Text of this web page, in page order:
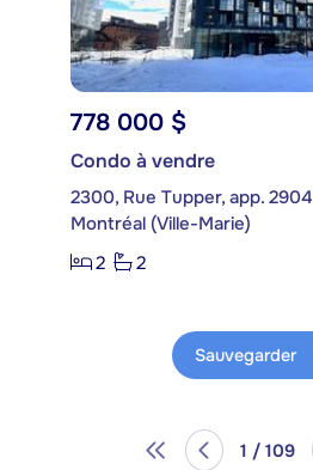
778 000 $
Condo à vendre
2300, Rue Tupper, app. 2904
Montréal (Ville-Marie)
2
2
Sauvegarder
1 / 109